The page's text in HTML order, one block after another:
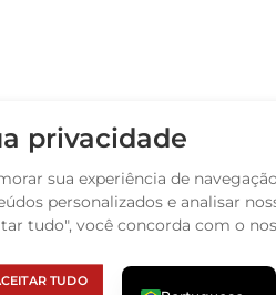
privacidade
sua experiência de
personalizados e analisar
tudo", você concorda com o
TUDO
French
Spanish
Russian